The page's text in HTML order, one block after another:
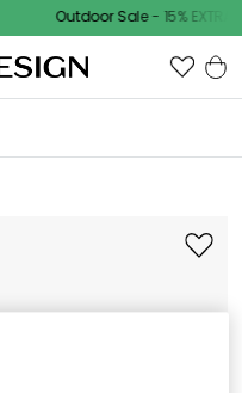
Outdoor Sale - 15% EXTRA